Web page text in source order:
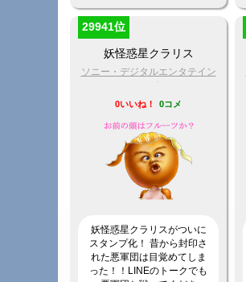
29941位
妖怪惑星クラリス
ソニー・デジタルエンタテイン
メント
0いいね！ 0コメ
妖怪惑星クラリスがついに
スタンプ化！ 昔から封印さ
れた悪軍団は目覚めてしま
った！！LINEのトークでも